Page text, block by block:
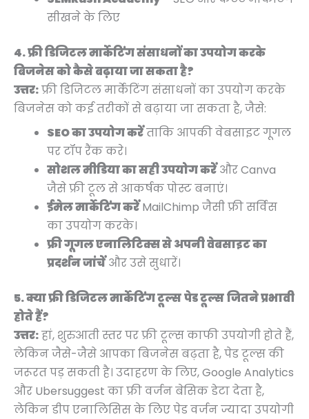
सीखने के लिए
4. फ्री डिजिटल मार्केटिंग संसाधनों का उपयोग करके
बिजनेस को कैसे बढ़ाया जा सकता है?
उत्तर:फ्री डिजिटल मार्केटिंग संसाधनों का उपयोग करके
बिजनेस को कई तरीकों से बढ़ाया जा सकता है, जैसे:
SEO का उपयोग करेंताकि आपकी वेबसाइट गूगल
पर टॉप रैंक करे।
सोशल मीडिया का सही उपयोग करेंऔर Canva
जैसे फ्री टूल से आकर्षक पोस्ट बनाएं।
ईमेल मार्केटिंग करेंMailChimp जैसी फ्री सर्विस
का उपयोग करके।
फ्री गूगल एनालिटिक्स से अपनी वेबसाइट का
प्रदर्शन जांचेंऔर उसे सुधारें।
5. क्या फ्री डिजिटल मार्केटिंग टूल्स पेड टूल्स जितने प्रभावी
होते हैं?
उत्तर:हां, शुरुआती स्तर पर फ्री टूल्स काफी उपयोगी होते हैं,
लेकिन जैसे-जैसे आपका बिजनेस बढ़ता है, पेड टूल्स की
जरूरत पड़ सकती है। उदाहरण के लिए, Google Analytics
और Ubersuggest का फ्री वर्जन बेसिक डेटा देता है,
लेकिन डीप एनालिसिस के लिए पेड वर्जन ज्यादा उपयोगी